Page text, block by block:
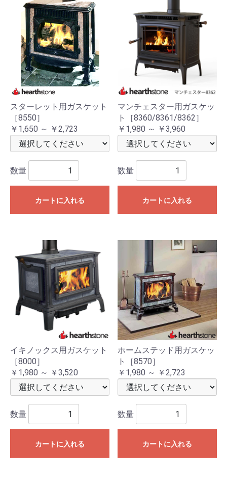
スターレット用ガスケット
［8550］
￥1,650 ～ ￥2,723
数量
カートに入れる
マンチェスター用ガスケッ
ト［8360/8361/8362］
￥1,980 ～ ￥3,960
数量
カートに入れる
イキノックス用ガスケット
［8000］
￥1,980 ～ ￥3,520
数量
カートに入れる
ホームステッド用ガスケッ
ト［8570］
￥1,980 ～ ￥2,723
数量
カートに入れる